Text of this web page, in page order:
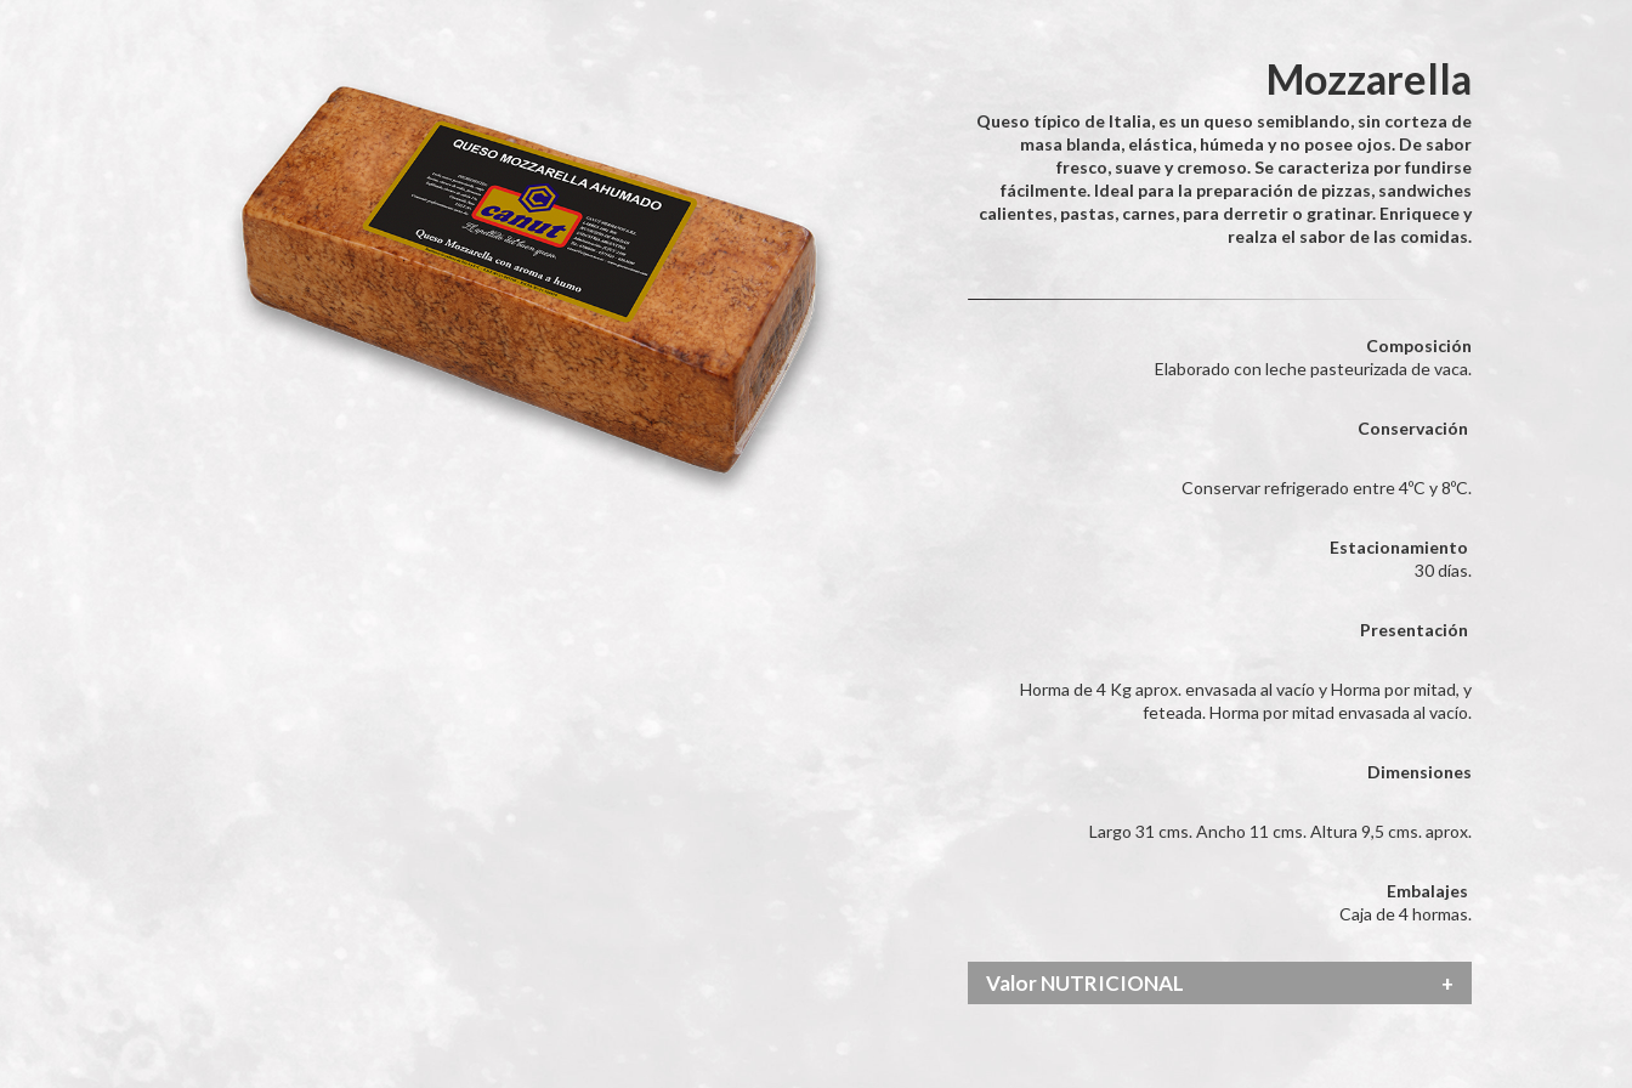
Mozzarella
Queso típico de Italia, es un queso semiblando, sin corteza de
masa blanda, elástica, húmeda y no posee ojos. De sabor
fresco, suave y cremoso. Se caracteriza por fundirse
fácilmente. Ideal para la preparación de pizzas, sandwiches
calientes, pastas, carnes, para derretir o gratinar. Enriquece y
realza el sabor de las comidas.
Composición
Elaborado con leche pasteurizada de vaca.
Conservación
Conservar refrigerado entre 4ºC y 8ºC.
Estacionamiento
30 días.
Presentación
Horma de 4 Kg aprox. envasada al vacío y Horma por mitad, y
feteada. Horma por mitad envasada al vacío.
Dimensiones
Largo 31 cms. Ancho 11 cms. Altura 9,5 cms. aprox.
Embalajes
Caja de 4 hormas.
Valor NUTRICIONAL +